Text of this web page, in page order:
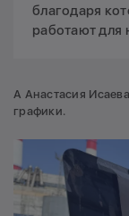
благодаря
работают для
А Анастасия
графики.